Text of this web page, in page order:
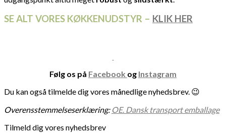
SE ALT VORES KØKKENUDSTYR – KLIK HER
Følg os på Facebook og Instagram
Du kan også tilmelde dig vores månedlige nyhedsbrev. 😉
Overensstemmelseserklæring: OE. Dansk transport emballage
Tilmeld dig vores nyhedsbrev